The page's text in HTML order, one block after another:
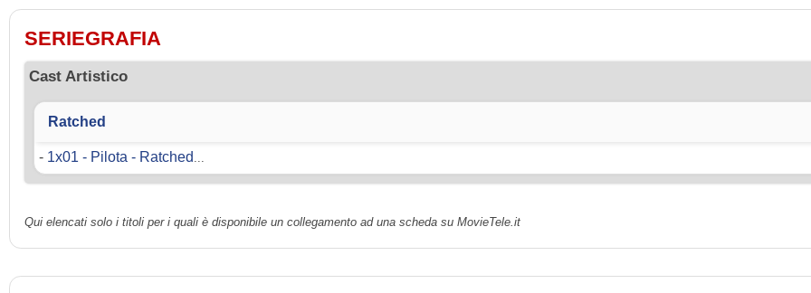
SERIEGRAFIA
Cast Artistico
Ratched
- 1x01 - Pilota - Ratched ...
Qui elencati solo i titoli per i quali è disponibile un collegamento ad una scheda su MovieTele.it